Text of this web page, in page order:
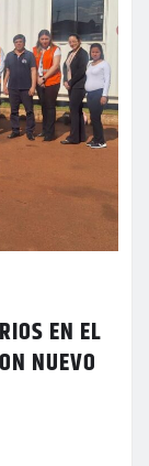
EN EL
NUEVO